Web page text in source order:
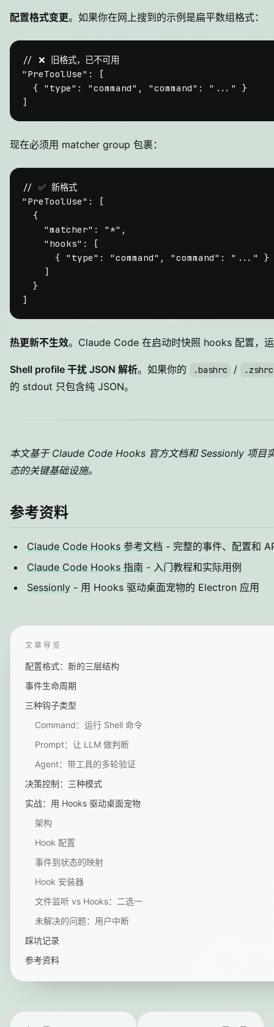
配置格式变更。如果你在网上搜到的示例是扁平数组格式：
// ❌ 旧格式，已不可用
"PreToolUse" :
[
{
"type" : "command" , "command" : "..."
}
]
现在必须用 matcher group 包裹：
// ✅ 新格式
"PreToolUse" :
[
{
"matcher" : "*" ,
"hooks" :
[
{
"type" : "command" , "command" : "..."
}
]
}
]
热更新不生效。Claude Code 在启动时快照 hooks 配置，
Shell profile 干扰 JSON 解析。如果你的 .bashrc / .zshrc
的 stdout 只包含纯 JSON。
本文基于 Claude Code Hooks 官方文档和 Sessionly 项目
态的关键基础设施。
参考资料
Claude Code Hooks 参考文档 - 完整的事件、配置和
Claude Code Hooks 指南 - 入门教程和实际用例
Sessionly - 用 Hooks 驱动桌面宠物的 Electron 应用
文章导览
配置格式：新的三层结构
事件生命周期
三种钩子类型
Command：运行 Shell 命令
Prompt：让 LLM 做判断
Agent：带工具的多轮验证
决策控制：三种模式
实战：用 Hooks 驱动桌面宠物
架构
Hook 配置
事件到状态的映射
Hook 安装器
文件监听 vs Hooks：二选一
未解决的问题：用户中断
踩坑记录
参考资料